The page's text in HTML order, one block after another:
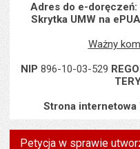
Adres do e-doręczeń:
Skrytka UMW na
Ważny
NIP 896-10-03-529
Strona internetowa
Petycja w sprawie